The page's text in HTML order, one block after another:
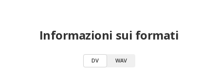
Informazioni sui formati
DV WAV